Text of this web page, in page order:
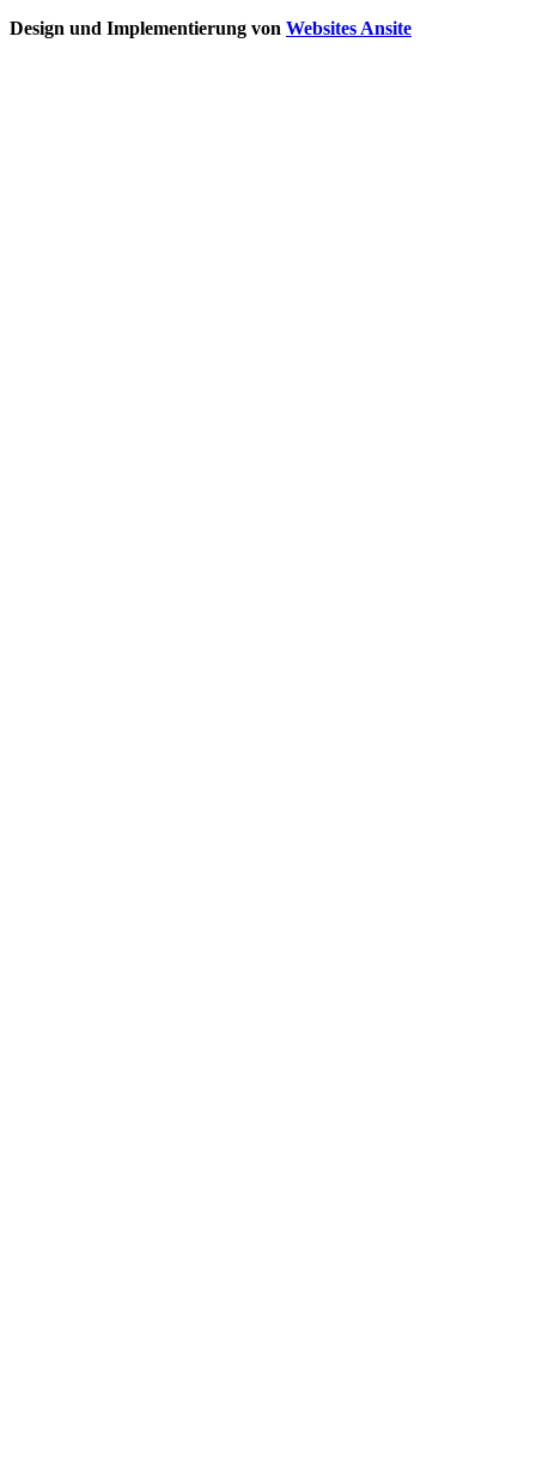
Design und Implementierung von Websites Ansite